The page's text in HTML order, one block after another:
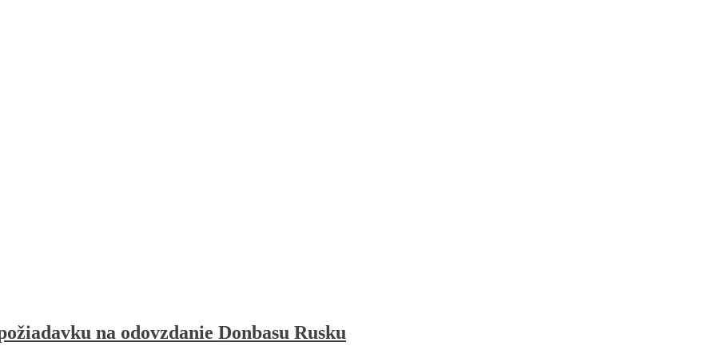
na odovzdanie Donbasu Rusku